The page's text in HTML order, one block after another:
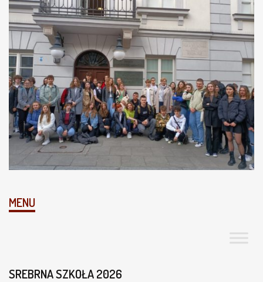
MENU
SREBRNA SZKOŁA 2026